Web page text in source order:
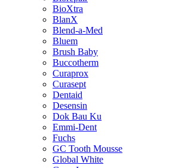
BioXtra
BlanX
Blend-a-Med
Bluem
Brush Baby
Buccotherm
Curaprox
Curasept
Dentaid
Desensin
Dok Bau Ku
Emmi-Dent
Fuchs
GC Tooth Mousse
Global White